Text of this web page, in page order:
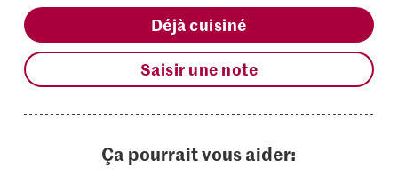
Déjà cuisiné
Saisir une note
Ça pourrait vous aider: